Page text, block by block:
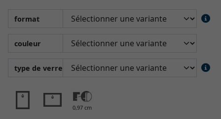
format
couleur
type de verre
0,97 cm